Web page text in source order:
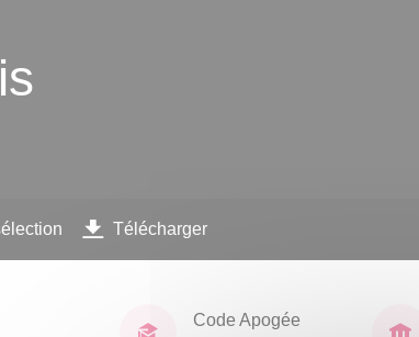
Télécharger
Code Apogée